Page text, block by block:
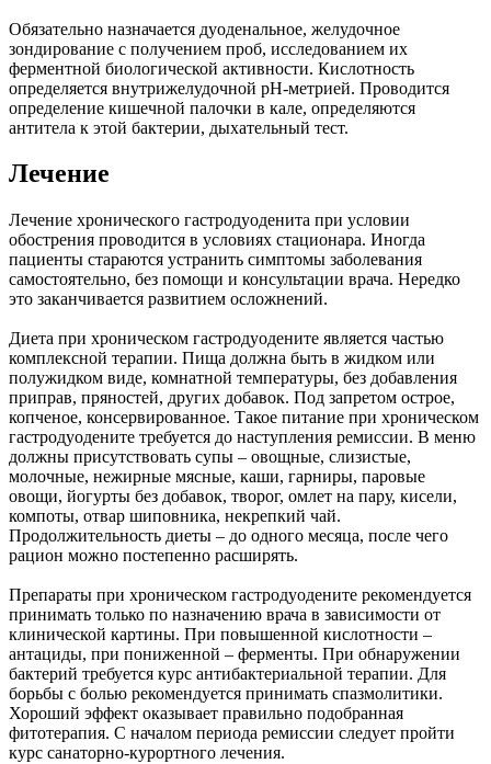
Обязательно назначается дуоденальное, желудочное
зондирование с получением проб, исследованием их
ферментной биологической активности. Кислотность
определяется внутрижелудочной pH-метрией. Проводится
определение кишечной палочки в кале, определяются
антитела к этой бактерии, дыхательный тест.
Лечение
Лечение хронического гастродуоденита при условии
обострения проводится в условиях стационара. Иногда
пациенты стараются устранить симптомы заболевания
самостоятельно, без помощи и консультации врача. Нередко
это заканчивается развитием осложнений.
Диета при хроническом гастродуодените является частью
комплексной терапии. Пища должна быть в жидком или
полужидком виде, комнатной температуры, без добавления
приправ, пряностей, других добавок. Под запретом острое,
копченое, консервированное. Такое питание при хроническом
гастродуодените требуется до наступления ремиссии. В меню
должны присутствовать супы – овощные, слизистые,
молочные, нежирные мясные, каши, гарниры, паровые
овощи, йогурты без добавок, творог, омлет на пару, кисели,
компоты, отвар шиповника, некрепкий чай.
Продолжительность диеты – до одного месяца, после чего
рацион можно постепенно расширять.
Препараты при хроническом гастродуодените рекомендуется
принимать только по назначению врача в зависимости от
клинической картины. При повышенной кислотности –
антациды, при пониженной – ферменты. При обнаружении
бактерий требуется курс антибактериальной терапии. Для
борьбы с болью рекомендуется принимать спазмолитики.
Хороший эффект оказывает правильно подобранная
фитотерапия. С началом периода ремиссии следует пройти
курс санаторно-курортного лечения.